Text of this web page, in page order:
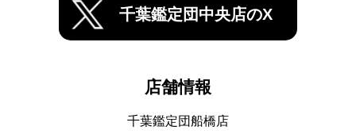
千葉鑑定団中央店のX
店舗情報
千葉鑑定団船橋店